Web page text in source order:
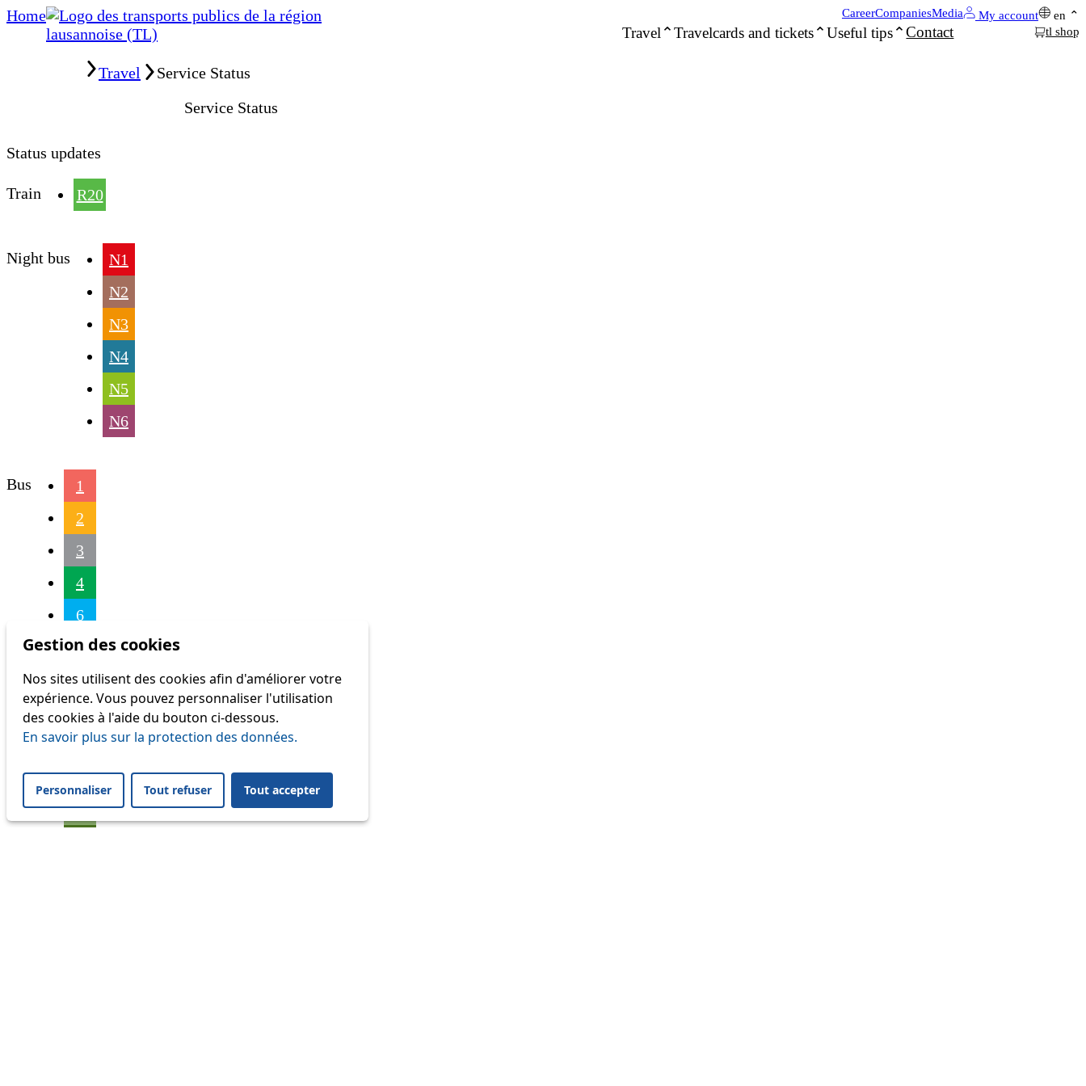
Home
Travel Travelcards and tickets Useful tips Contact
CareerCompaniesMedia My account
en
tl shop
Travel
Service Status
Service Status
Status updates
Train R20
Night bus
N1
N2
N3
N4
N5
N6
Bus
1
2
3
4
6
16
17
18
20
21
24
Gestion des cookies
Nos sites utilisent des cookies afin d'améliorer votre
expérience. Vous pouvez personnaliser l'utilisation
des cookies à l'aide du bouton ci-dessous.
En savoir plus sur la protection des données.
Personnaliser Tout refuser Tout accepter